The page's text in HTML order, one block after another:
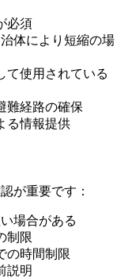
必須
体により短縮の場
て使用されている
難経路の確保
る情報提供
が重要です：
場合がある
制限
の時間制限
説明